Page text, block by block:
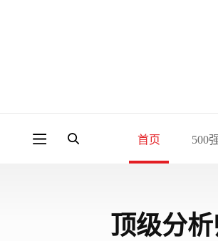
首页 500
顶级分